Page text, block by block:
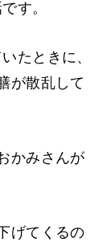
す。
たときに、
が散乱して
かみさんが
げてくるの